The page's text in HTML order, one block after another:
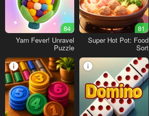
81
Super Hot Pot: Food
Sort
84
Yarn Fever! Unravel
Puzzle